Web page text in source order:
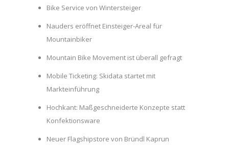
Bike Service von Wintersteiger
Nauders eröffnet Einsteiger-Areal für
Mountainbiker
Mountain Bike Movement ist überall gefragt
Mobile Ticketing: Skidata startet mit
Markteinführung
Hochkant: Maßgeschneiderte Konzepte statt
Konfektionsware
Neuer Flagshipstore von Bründl Kaprun